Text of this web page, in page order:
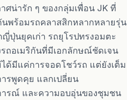
ศน่ารัก ๆ ของกลุ่มเพื่อน JK ที่
นพร้อมรถคลาสสิกหลากหลายรุ่น
ปุ่นยุคเก่า รถยุโรปทรงอมตะ
ถอเมริกันที่มีเอกลักษณ์ชัดเจน
ด้มีแค่การจอดโชว์รถ แต่ยังเต็ม
รพูดคุย แลกเปลี่ยน
ารณ์ และความอบอุ่นของชุมชน